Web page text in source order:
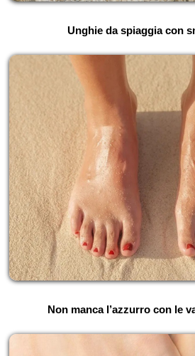
Unghie da spiaggia con
Non manca l’azzurro con le